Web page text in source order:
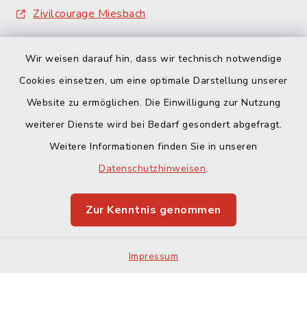
Wir weisen darauf hin, dass wir technisch notwendige
Cookies einsetzen, um eine optimale Darstellung unserer
Website zu ermöglichen. Die Einwilligung zur Nutzung
weiterer Dienste wird bei Bedarf gesondert abgefragt.
Weitere Informationen finden Sie in unseren
Datenschutzhinweisen.
Zur Kenntnis genommen
Impressum
Zivilcourage Miesbach
Barrierefreiheit
Impressum
Sitemap